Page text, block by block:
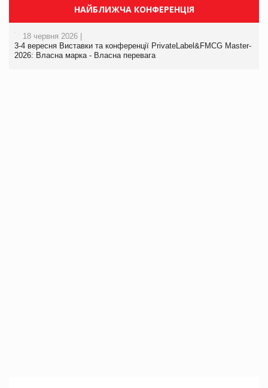
НАЙБЛИЖЧА КОНФЕРЕНЦІЯ
18 червня 2026 |
3-4 вересня Виставки та конференції PrivateLabel&FMCG Master-
2026: Власна марка - Власна перевага